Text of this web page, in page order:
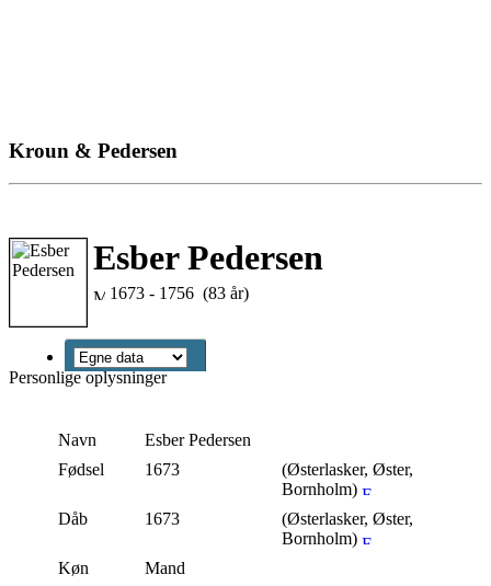
Kroun & Pedersen
Esber Pedersen
1673 - 1756 (83 år)
Personlige oplysninger
Navn Esber Pedersen
Fødsel
1673
(Østerlasker, Øster,
Bornholm)
Dåb
1673
(Østerlasker, Øster,
Bornholm)
Køn
Mand